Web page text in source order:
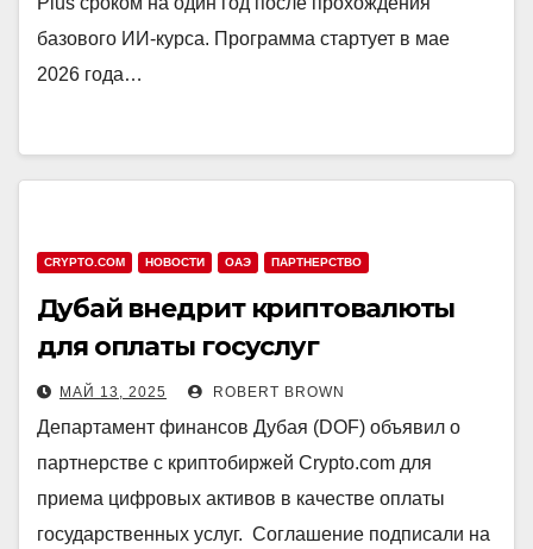
базового ИИ-курса. Программа стартует в мае
2026 года…
CRYPTO.COM НОВОСТИ ОАЭ ПАРТНЕРСТВО
Дубай внедрит криптовалюты
для оплаты госуслуг
МАЙ 13, 2025 ROBERT BROWN
Департамент финансов Дубая (DOF) объявил о
партнерстве с криптобиржей Crypto.com для
приема цифровых активов в качестве оплаты
государственных услуг. Соглашение подписали на